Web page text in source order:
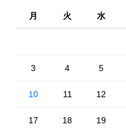
月 火 水
3 4 5
10 11 12
17 18 19